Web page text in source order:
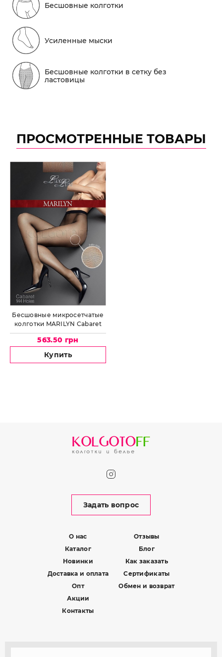
Бесшовные колготки
Усиленные мыски
Бесшовные колготки в сетку без
ластовицы
ПРОСМОТРЕННЫЕ ТОВАРЫ
Бесшовные микросетчатые
колготки MARILYN Cabaret
144 Holes
563.50 грн
Купить
Задать вопрос
О нас
Каталог
Новинки
Доставка и оплата
Опт
Акции
Контакты
Отзывы
Блог
Как заказать
Сертификаты
Обмен и возврат